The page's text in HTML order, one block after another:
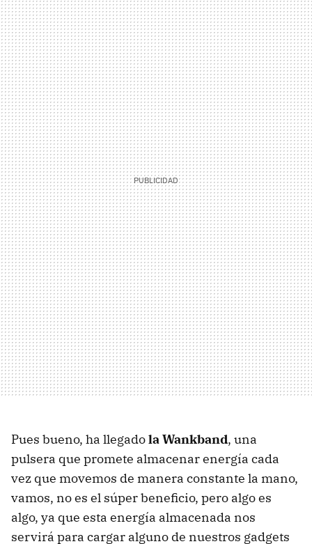
Pues bueno, ha llegadola Wankband, una
pulsera que promete almacenar energía cada
vez que movemos de manera constante la mano,
vamos, no es el súper beneficio, pero algo es
algo, ya que esta energía almacenada nos
servirá para cargar alguno de nuestros gadgets